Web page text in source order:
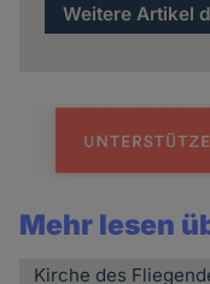
Weitere Artikel
Mehr lesen
Kirche des